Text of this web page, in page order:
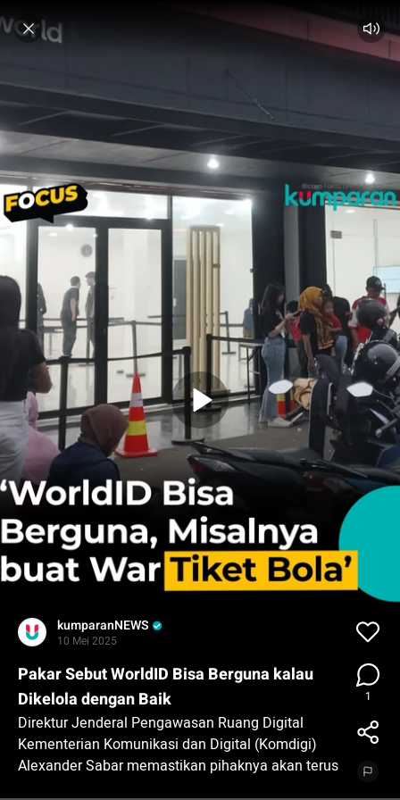
kumparanNEWS
10 Mei 2025
Pakar Sebut WorldID Bisa Berguna kalau
Dikelola dengan Baik
Direktur Jenderal Pengawasan Ruang Digital
Kementerian Komunikasi dan Digital (Komdigi)
Alexander Sabar memastikan pihaknya akan terus
1